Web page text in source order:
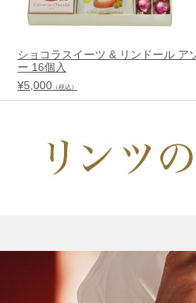
ショコラスイーツ & リンドール ア
ー 16個入
¥5,000 （税込）